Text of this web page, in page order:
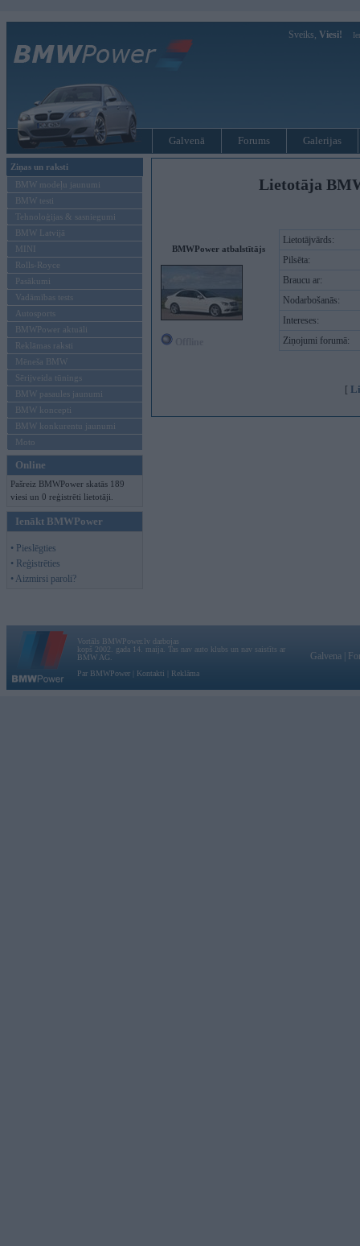
Sveiks, Viesi!
Galvenā Forums Galerijas
Ziņas un raksti
BMW modeļu jaunumi
BMW testi
Tehnoloģijas & sasniegumi
BMW Latvijā
MINI
Rolls-Royce
Pasākumi
Vadāmības tests
Autosports
BMWPower aktuāli
Reklāmas raksti
Mēneša BMW
Sērijveida tūnings
BMW pasaules jaunumi
BMW koncepti
BMW konkurentu jaunumi
Moto
Online
Pašreiz BMWPower skatās 189
viesi un 0 reģistrēti lietotāji.
Ienākt BMWPower
• Pieslēgties
• Reģistrēties
• Aizmirsi paroli?
Lietotāja
BMWPower atbalstītājs
Lietotājvārds:
Pilsēta:
Braucu ar:
Nodarbošanās:
Intereses:
Ziņojumi forumā:
[
Vortāls BMWPower.lv darbojas
kopš 2002. gada 14. maija. Tas nav auto klubs un nav saistīts ar
BMW AG.
Par BMWPower
Kontakti Reklāma
Galvena